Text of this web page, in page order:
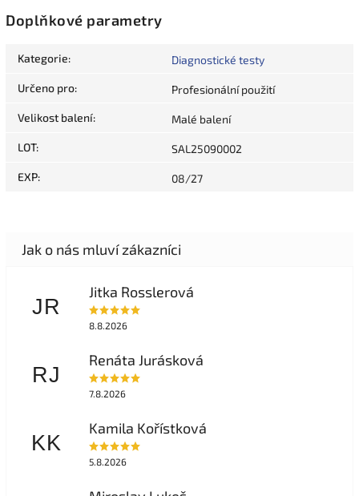
Doplňkové parametry
Kategorie: Diagnostické testy
Určeno pro: Profesionální použití
Velikost balení: Malé balení
LOT: SAL25090002
EXP: 08/27
JR
Jitka Rosslerová
8.8.2026
RJ
Renáta Jurásková
7.8.2026
KK
Kamila Kořístková
5.8.2026